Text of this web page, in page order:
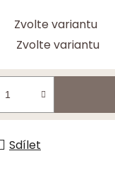
Zvolte variantu
Zvolte variantu
Sdílet